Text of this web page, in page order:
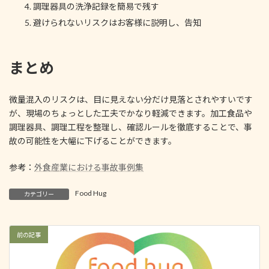
調理器具の洗浄記録を簡易で残す
避けられないリスクはお客様に説明し、告知
まとめ
微量混入のリスクは、目に見えない分だけ見落とされやすいです
が、現場のちょっとした工夫でかなり軽減できます。加工食品や
調理器具、調理工程を整理し、確認ルールを徹底することで、事
故の可能性を大幅に下げることができます。
参考： 外食産業における事故事例集
カテゴリー Food Hug
前の記事